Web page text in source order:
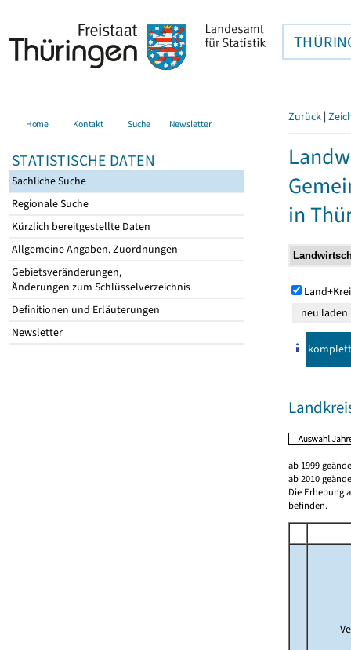
Home Kontakt Suche Newsletter
STATISTISCHE DATEN
Sachliche Suche
Regionale Suche
Kürzlich bereitgestellte Daten
Allgemeine Angaben, Zuordnungen
Gebietsveränderungen,
Änderungen zum Schlüsselverzeichnis
Definitionen und Erläuterungen
Newsletter
Zurück |
in
komplett
ab 1999
ab 2010
Die Erhebung
befinden.